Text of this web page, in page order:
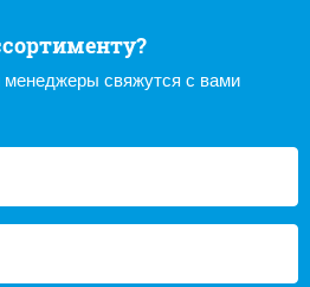
свяжутся с вами